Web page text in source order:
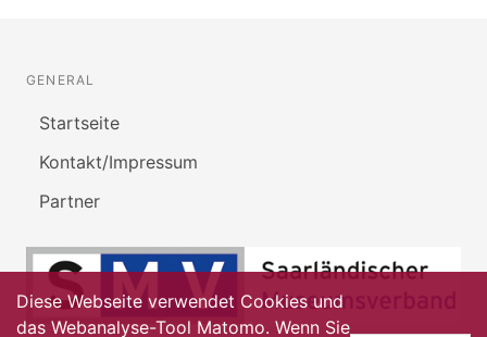
GENERAL
Startseite
Kontakt/Impressum
Partner
Diese Webseite verwendet Cookies und
das Webanalyse-Tool Matomo. Wenn Sie